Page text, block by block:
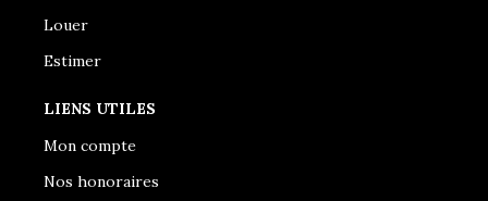
Louer
Estimer
LIENS UTILES
Mon compte
Nos honoraires